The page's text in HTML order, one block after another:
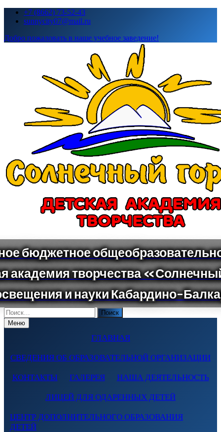
Перейти+7 (8662) 73-52-43
sunnycity07@mail.ru
Добро пожаловать в наше учебное заведение!
Поиск
по:Меню
ГЛАВНАЯ
СВЕДЕНИЯ ОБ ОБРАЗОВАТЕЛЬНОЙ ОРГАНИЗАЦИИ
КОНТАКТЫ ГАЛЕРЕЯ НАША ДЕЯТЕЛЬНОСТЬ
ЛИЦЕЙ ДЛЯ ОДАРЕННЫХ ДЕТЕЙ
ЦЕНТР ДОПОЛНИТЕЛЬНОГО ОБРАЗОВАНИЯ
ДЕТЕЙ